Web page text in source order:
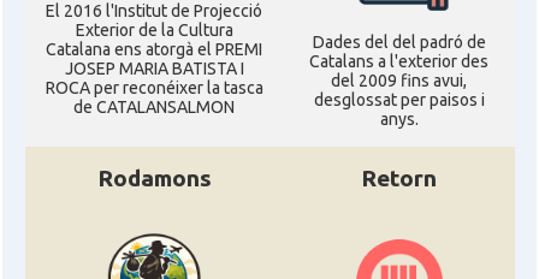
El 2016 l'Institut de Projecció
Exterior de la Cultura
Catalana ens atorgà el PREMI
JOSEP MARIA BATISTA I
ROCA per reconéixer la tasca
de CATALANSALMON
Dades del del padró de
Catalans a l'exterior des
del 2009 fins avui,
desglossat per paisos i
anys.
Rodamons Retorn